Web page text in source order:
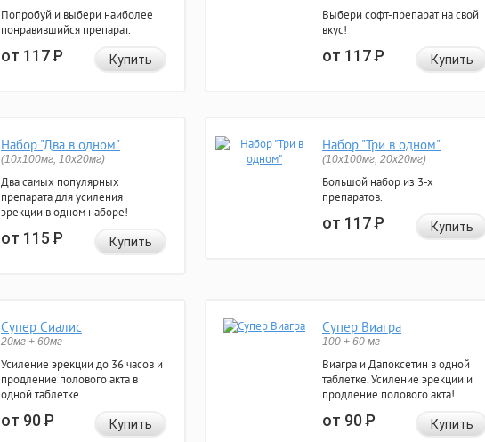
Попробуй и выбери наиболее
понравившийся препарат.
от 117Р Купить
Выбери софт-препарат на свой
вкус!
от 117Р Купить
Набор "Два в одном"
(10x100мг, 10x20мг)
Два самых популярных
препарата для усиления
эрекции в одном наборе!
от 115Р Купить
Набор "Три в одном"
(10x100мг, 20x20мг)
Большой набор из 3-х
препаратов.
от 117Р Купить
Супер Сиалис
20мг + 60мг
Усиление эрекции до 36 часов и
продление полового акта в
одной таблетке.
от 90Р Купить
Супер Виагра
100 + 60 мг
Виагра и Дапоксетин в одной
таблетке. Усиление эрекции и
продление полового акта!
от 90Р Купить